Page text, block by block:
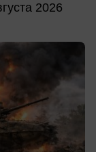
2026